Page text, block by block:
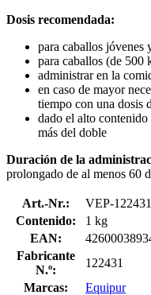
Dosis recomendada:
para caballos jóvenes
para caballos (de 500
administrar en la
en caso de mayor
tiempo con una dosis
dado el alto
más del doble
Duración de la
prolongado de al menos 60
Art.-Nr.:
VEP-122431
Contenido:
1 kg
EAN:
Fabricante
N.º:
122431
Marcas:
Equipur